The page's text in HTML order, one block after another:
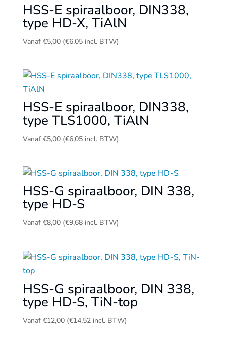
HSS-E spiraalboor, DIN338,
type HD-X, TiAlN
Vanaf €5,00 (€6,05incl. BTW)
HSS-E spiraalboor, DIN338,
type TLS1000, TiAlN
Vanaf €5,00 (€6,05incl. BTW)
HSS-G spiraalboor, DIN 338,
type HD-S
Vanaf €8,00 (€9,68incl. BTW)
HSS-G spiraalboor, DIN 338,
type HD-S, TiN-top
Vanaf €12,00 (€14,52incl. BTW)